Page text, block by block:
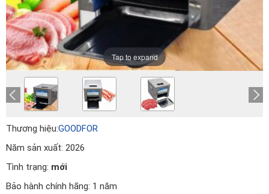
Tap to expand
Thương hiệu:GOODFOR
Năm sản xuất: 2026
Tình trạng: mới
Bảo hành chính hãng: 1 năm